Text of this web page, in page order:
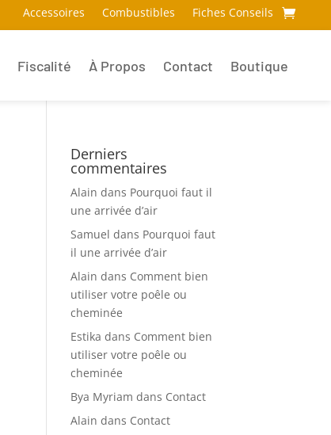
Accessoires Combustibles Fiches Conseils
Fiscalité À Propos Contact Boutique
Derniers
commentaires
Alain dans Pourquoi faut il
une arrivée d’air
Samuel dans Pourquoi faut
il une arrivée d’air
Alain dans Comment bien
utiliser votre poêle ou
cheminée
Estika dans Comment bien
utiliser votre poêle ou
cheminée
Bya Myriam dans Contact
Alain dans Contact